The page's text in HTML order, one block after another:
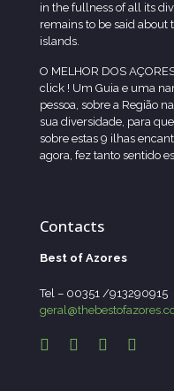
in the fullness of all its
remains to be said about
islands.
O MELHOR DOS
click ! Um Guia e uma
pessoa, sobre a Região
sua diversidade, para
sobre estas 9 ilhas
agora, fez tanto sentido
Contacts
Best of Azores
Tel – 00351 /913290915